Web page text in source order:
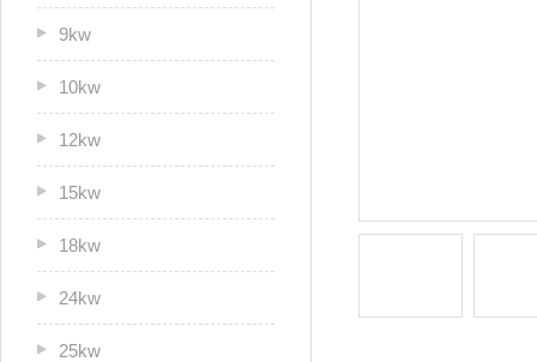
9kw
10kw
12kw
15kw
18kw
24kw
25kw